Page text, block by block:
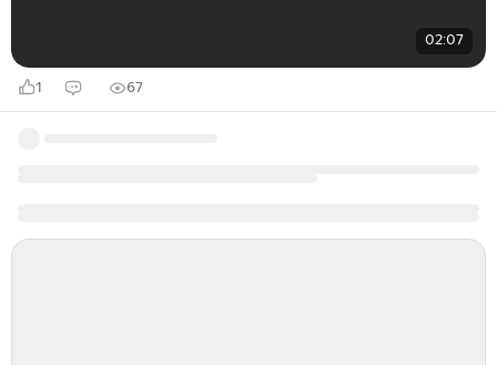
02:07
1 67